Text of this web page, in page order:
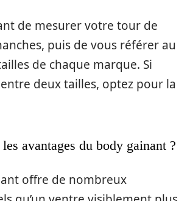
de mesurer votre tour de
puis de vous référer au
de chaque marque. Si
deux tailles, optez pour la
avantages du body gainant ?
offre de nombreux